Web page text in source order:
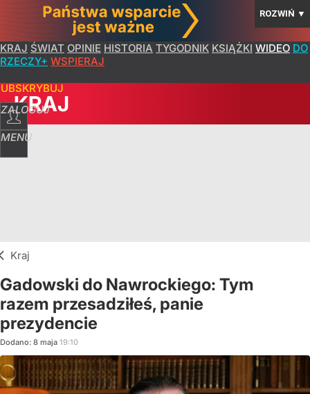
ROZWIŃ ▼
KRAJ ŚWIAT OPINIE HISTORIA TYGODNIK KSIĄŻKI WIDEO DO
RZECZY+ WSPIERAJ
ZALOGUJ
MENU
KRAJ
Kraj
Gadowski do Nawrockiego: Tym
razem przesadziłeś, panie
prezydencie
Dodano: 8 maja 19:10